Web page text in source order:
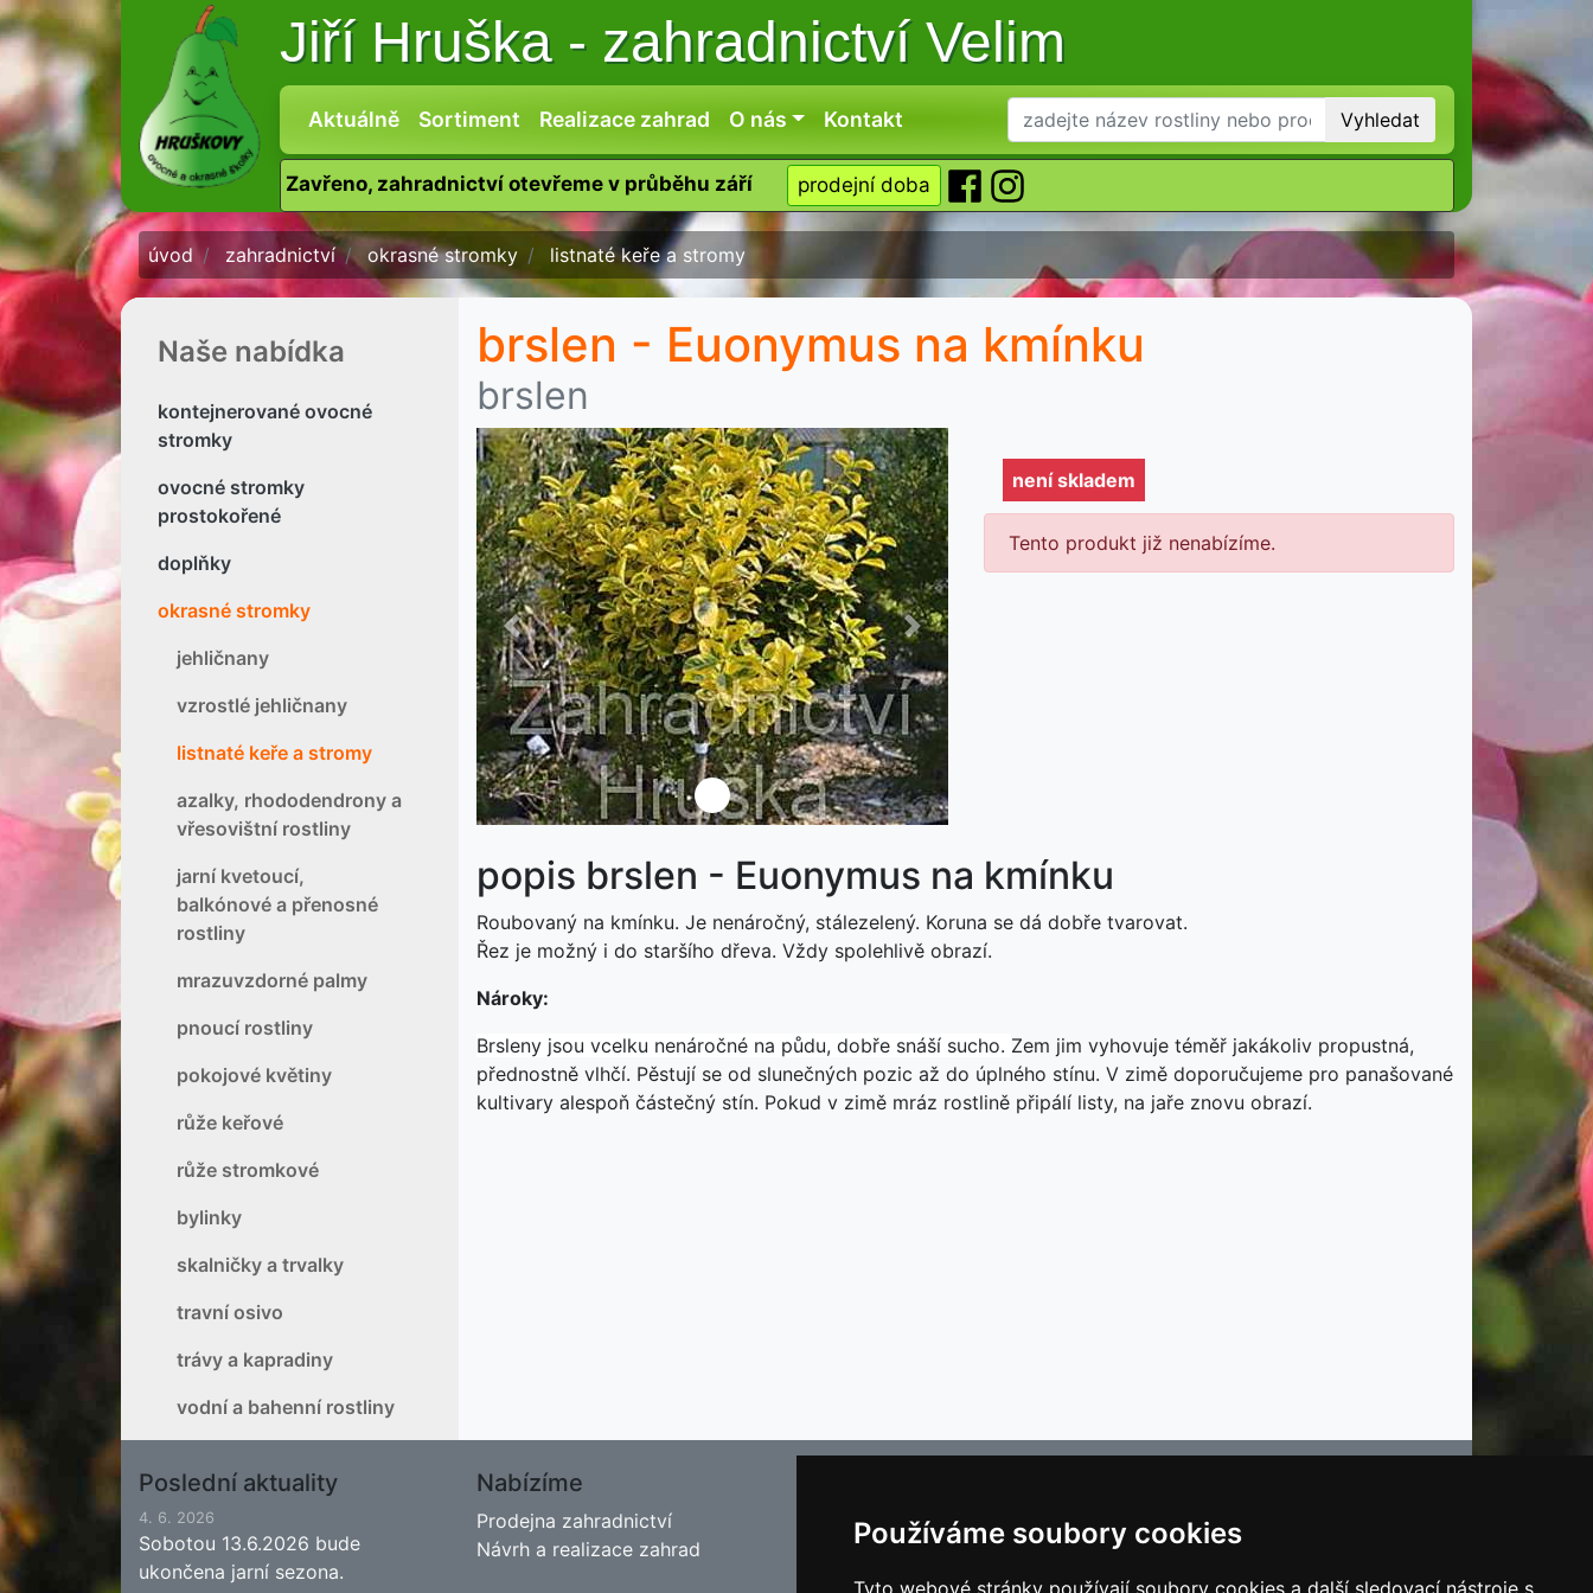
Používáme soubory cookies
Tyto webové stránky používají soubory cookies a další sledovací nástroje s
Jiří Hruška -zahradnictví Velim
Aktuálně Sortiment Realizace zahrad O nás Kontakt Vyhledat
Zavřeno, zahradnictví otevřeme v průběhu září prodejní doba
úvod zahradnictví okrasné stromky listnaté keře a stromy
Naše nabídka
kontejnerované ovocné
stromky
ovocné stromky
prostokořené
doplňky
okrasné stromky
jehličnany
vzrostlé jehličnany
listnaté keře a stromy
azalky, rhododendrony a
vřesovištní rostliny
jarní kvetoucí,
balkónové a přenosné
rostliny
mrazuvzdorné palmy
pnoucí rostliny
pokojové květiny
růže keřové
růže stromkové
bylinky
skalničky a trvalky
travní osivo
trávy a kapradiny
vodní a bahenní rostliny
brslen - Euonymus na kmínku
brslen
Předchozí Další
není skladem
Tento produkt již nenabízíme.
popis brslen - Euonymus na kmínku
Roubovaný na kmínku. Je nenáročný, stálezelený. Koruna se dá dobře tvarovat.
Řez je možný i do staršího dřeva. Vždy spolehlivě obrazí.
Nároky:
Brsleny jsou vcelku nenáročné na půdu, dobře snáší sucho. Zem jim vyhovuje téměř jakákoliv propustná,
přednostně vlhčí. Pěstují se od slunečných pozic až do úplného stínu. V zimě doporučujeme pro panašované
kultivary alespoň částečný stín. Pokud v zimě mráz rostlině připálí listy, na jaře znovu obrazí.
Poslední aktuality
4. 6. 2026
Sobotou 13.6.2026 bude
ukončena jarní sezona.
Nabízíme
Prodejna zahradnictví
Návrh a realizace zahrad
Kontakt
Facebook
Blog - Rady pro zahrádkáře